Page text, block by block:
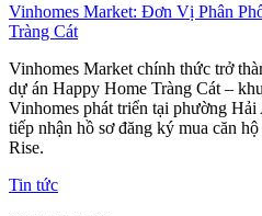
Vinhomes Market: Đơn Vị Phân
Tràng Cát
Vinhomes Market chính thức trở
dự án Happy Home Tràng Cát –
Vinhomes phát triển tại phường
tiếp nhận hồ sơ đăng ký mua căn
Rise.
Tin tức